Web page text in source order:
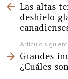
moreLas altas
deshielo
Artículo
Grandes
¿Cuáles